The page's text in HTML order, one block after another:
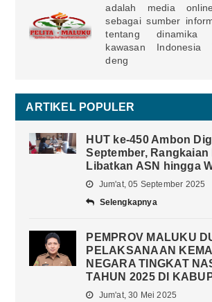
adalah media
sebagai sumber
tentang dinamika
kawasan Indonesia
deng
ARTIKEL POPULER
HUT ke-450 Ambon
September, Rangkaian
Libatkan ASN hingga
Jum'at, 05 September 2025
Selengkapnya
PEMPROV MALUKU
PELAKSANAAN
NEGARA TINGKAT
TAHUN 2025 DI
Jum'at, 30 Mei 2025